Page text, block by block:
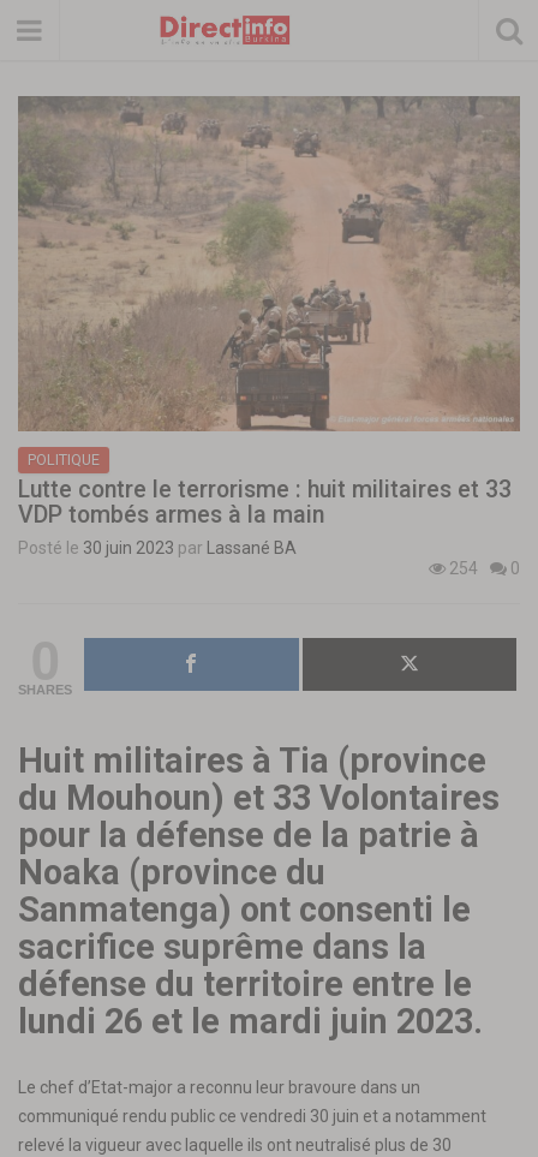
POLITIQUE
Lutte contre le terrorisme : huit militaires et 33
VDP tombés armes à la main
Posté le 30 juin 2023 par
Lassané BA
254
0
SHARES
Huit militaires à Tia (province
du Mouhoun) et 33 Volontaires
pour la défense de la patrie à
Noaka (province du
Sanmatenga) ont consenti le
sacrifice suprême dans la
défense du territoire entre le
lundi 26 et le mardi juin 2023.
Le chef d’Etat-major a reconnu leur bravoure dans un
communiqué rendu public ce vendredi 30 juin et a notamment
relevé la vigueur avec laquelle ils ont neutralisé plus de 30